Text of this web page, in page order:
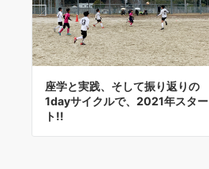
座学と実践、そして振り返りの
1dayサイクルで、2021年スター
ト!!